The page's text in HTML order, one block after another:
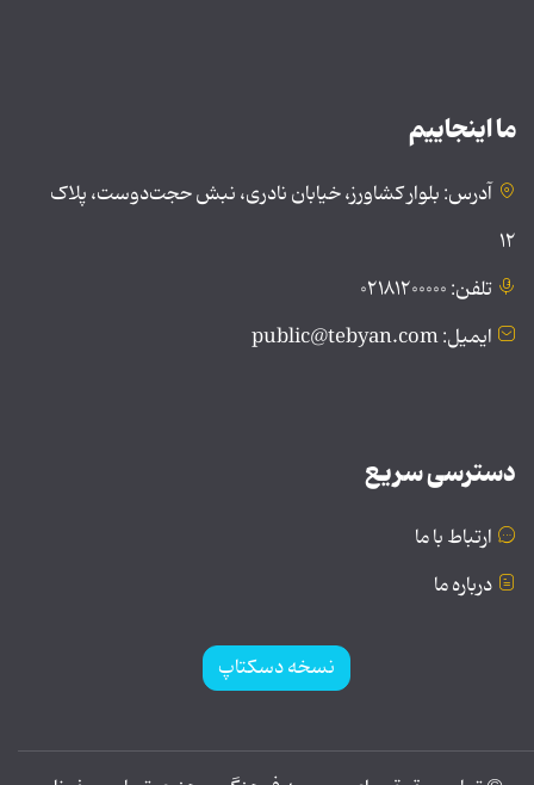
ما اینجاییم
آدرس: بلوار کشاورز، خیابان نادری، نبش حجت‌دوست، پلاک
۱۲
تلفن: ۰۲۱۸۱۲۰۰۰۰۰
ایمیل: public@tebyan.com
دسترسی سریع
ارتباط با ما
درباره ما
نسخه دسکتاپ